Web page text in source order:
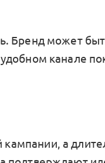
Бренд может
канале
а